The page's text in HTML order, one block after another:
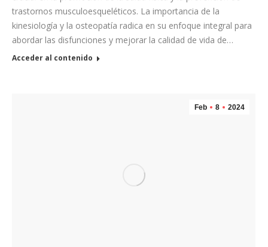
trastornos musculoesqueléticos. La importancia de la
kinesiología y la osteopatía radica en su enfoque integral para
abordar las disfunciones y mejorar la calidad de vida de…
Acceder al contenido
Feb 8 2024